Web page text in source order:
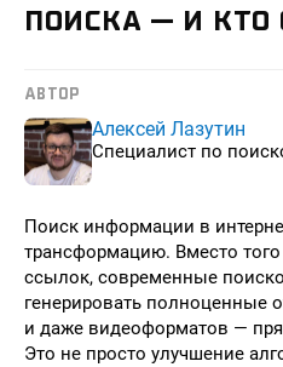
ПОИСКА — И КТО
АВТОР
Алексей Лазутин
Специалист по
Поиск информации в
трансформацию. Вместо
ссылок, современные
генерировать полноценные
и даже видеоформатов —
Это не просто улучшение